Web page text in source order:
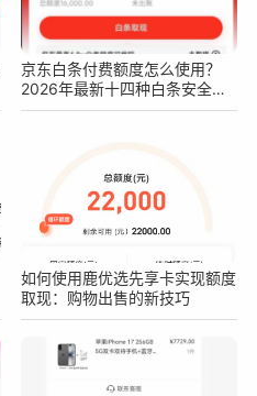
京东白条付费额度怎么使用？
2026年最新十四种白条安全操
作方法
如何使用鹿优选先享卡实现额度
取现：购物出售的新技巧